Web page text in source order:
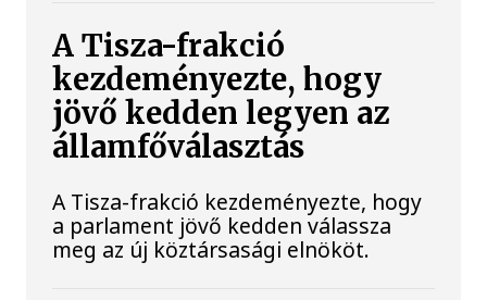
A Tisza-frakció
kezdeményezte, hogy
jövő kedden legyen az
államfőválasztás
A Tisza-frakció kezdeményezte, hogy
a parlament jövő kedden válassza
meg az új köztársasági elnököt.